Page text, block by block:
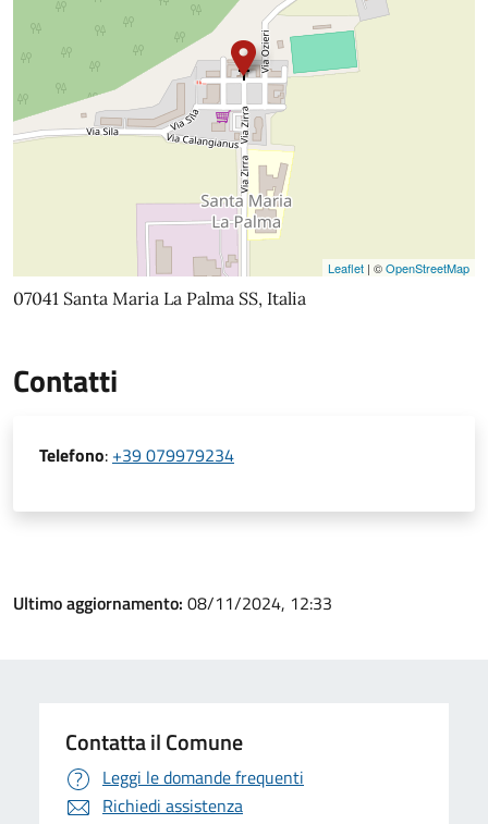
Leaflet | ©OpenStreetMap
07041 Santa Maria La Palma SS, Italia
Contatti
Telefono: +39 079979234
Ultimo aggiornamento: 08/11/2024, 12:33
Contatta il Comune
Leggi le domande frequenti
Richiedi assistenza